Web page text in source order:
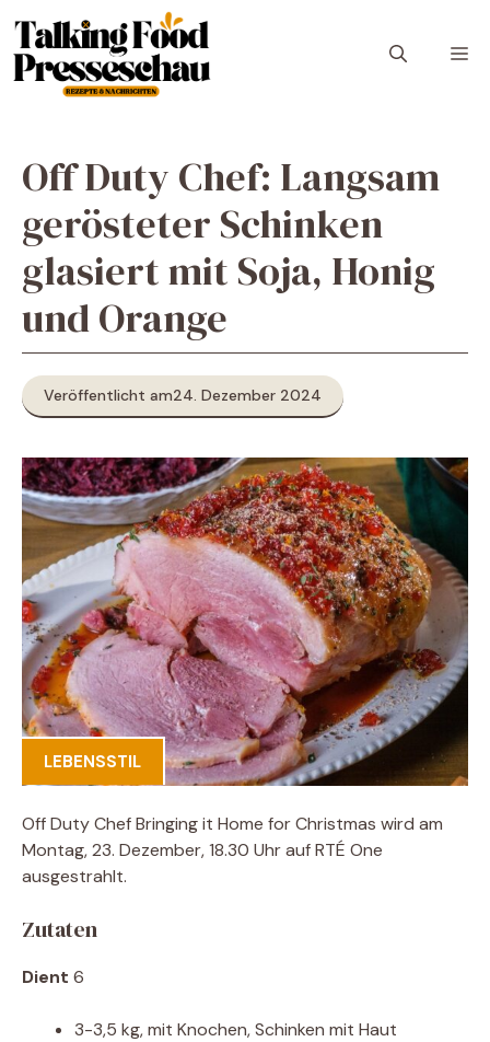
Inhalt
springen
Off Duty Chef: Langsam
gerösteter Schinken
glasiert mit Soja, Honig
und Orange
Veröffentlicht am24. Dezember 2024
LEBENSSTIL
Off Duty Chef Bringing it Home for Christmas wird am
Montag, 23. Dezember, 18.30 Uhr auf RTÉ One
ausgestrahlt.
Zutaten
Dient 6
3-3,5 kg, mit Knochen, Schinken mit Haut